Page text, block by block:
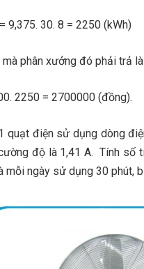
9,375. 30. 8 = 2250 (kWh)
mà phân xưởng đó phải trả là
2250 = 2700000 (đồng).
quạt điện sử dụng dòng
độ là 1,41A. Tính số
mỗi ngày sử dụng 30 phút,